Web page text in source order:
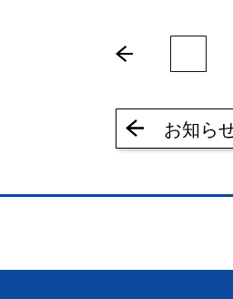
お知ら